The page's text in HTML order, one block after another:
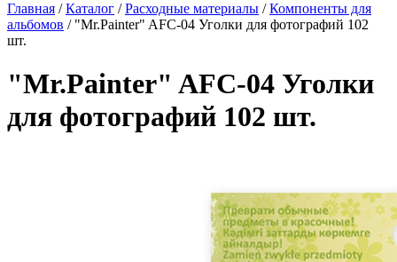
Главная /Каталог /Расходные материалы /Компоненты для
альбомов / "Mr.Painter" AFC-04 Уголки для фотографий 102
шт.
"Mr.Painter" AFC-04 Уголки
для фотографий 102 шт.